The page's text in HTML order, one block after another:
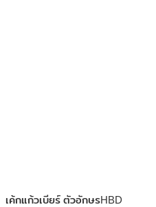
เค้กแก้วเบียร์ ตัวอักษรHBD